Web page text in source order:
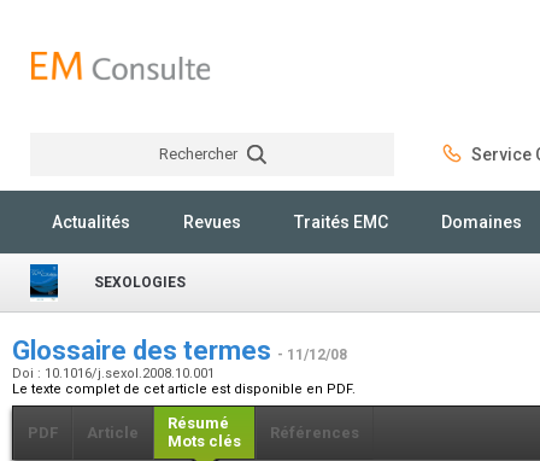
Rechercher Service
Actualités Revues Traités EMC Domaines
SEXOLOGIES
Glossaire des termes - 11/12/08
Doi : 10.1016/j.sexol.2008.10.001
Le texte complet de cet article est disponible en PDF.
PDF Article
Résumé
Mots clés
Références